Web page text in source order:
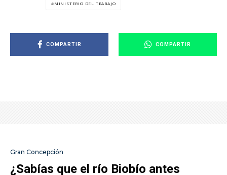
MINISTERIO DEL TRABAJO
COMPARTIR COMPARTIR
Gran Concepción
¿Sabías que el río Biobío antes